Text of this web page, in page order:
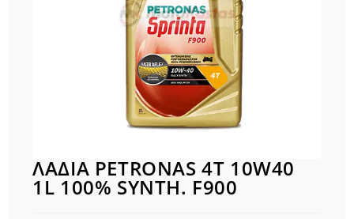
ΛΑΔΙΑ PETRONAS 4T 10W40
1L 100% SYNTH. F900